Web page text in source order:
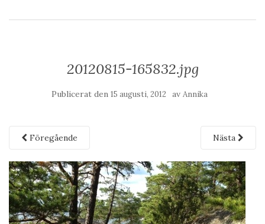
20120815-165832.jpg
Publicerat den 15 augusti, 2012 av Annika
Föregående Nästa